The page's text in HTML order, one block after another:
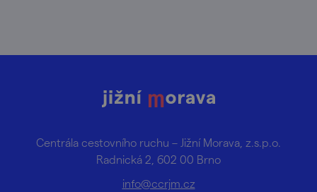
Centrála cestovního ruchu – Jižní Morava, z.s.p.o.
Radnická 2, 602 00 Brno
info@ccrjm.cz